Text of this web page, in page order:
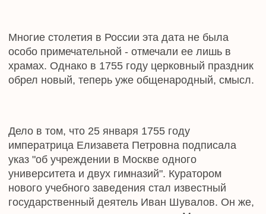
"Шувалов нарочно выбрал этот день для
поднесения государыне проекта; он хотел
обрадовать ее новым назначением своим в
должность куратора русского университета", -
вспоминал один из придворных.